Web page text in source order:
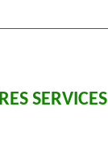
SERVICES